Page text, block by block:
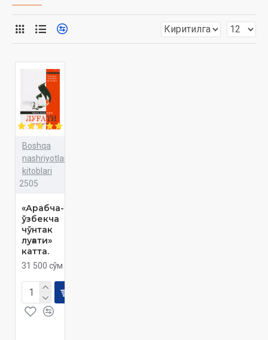
Boshqa
nashriyotlar
kitoblari
2505
«Арабча-
ўзбекча
чўнтак
луғати»
катта.
31 500 сўм